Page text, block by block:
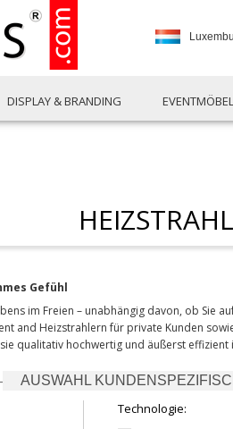
DISPLAY & BRANDING EVENTMÖBEL
Gefühl
im Freien – unabhängig davon, ob Sie
and Heizstrahlern für private Kunden
qualitativ hochwertig und äußerst effizient
AUSWAHL
Technologie: